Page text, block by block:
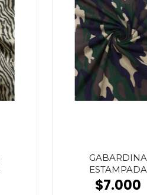
GABARDINA
ESTAMPADA
$7.000